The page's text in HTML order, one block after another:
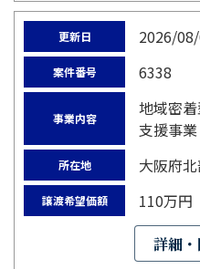
更新日 2026/
案件番号 6338
事業内容
地域密
支援事業
所在地 大阪府
譲渡希望価額 110万円
詳細